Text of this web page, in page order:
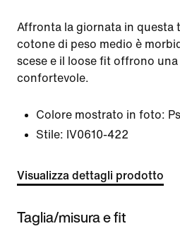
Affronta la giornata in questa
cotone di peso medio è
scese e il loose fit offrono
confortevole.
Colore mostrato in foto:
Stile: IV0610-422
Visualizza dettagli prodotto
Taglia/misura e fit